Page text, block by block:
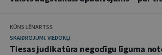
KŪNS LĒNARTSS
SKAIDROJUMI. VIEDOKĻI
Tiesas judikatūra negodīgu līguma